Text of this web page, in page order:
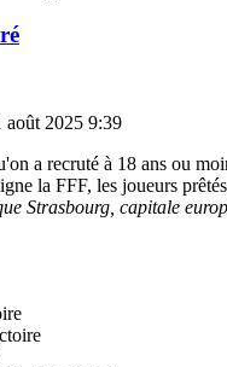
août 2025 9:39
a recruté à 18 ans ou
la FFF, les joueurs
Strasbourg, capitale